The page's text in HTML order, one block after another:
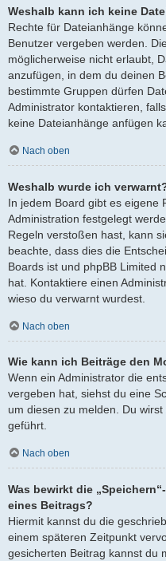
Weshalb kann ich keine
Rechte für Dateianhänge
Benutzer vergeben werden.
möglicherweise nicht erlaubt,
anzufügen, in dem du deinen
bestimmte Gruppen dürfen
Administrator kontaktieren,
keine Dateianhänge anfügen
Nach oben
Weshalb wurde ich
In jedem Board gibt es eigene
Administration festgelegt
Regeln verstoßen hast, kann
beachte, dass dies die
Boards ist und phpBB Limited
hat. Kontaktiere einen
wieso du verwarnt wurdest.
Nach oben
Wie kann ich Beiträge den
Wenn ein Administrator die
vergeben hat, siehst du eine
um diesen zu melden. Du
geführt.
Nach oben
Was bewirkt die
eines Beitrags?
Hiermit kannst du die
einem späteren Zeitpunkt
gesicherten Beitrag kannst du